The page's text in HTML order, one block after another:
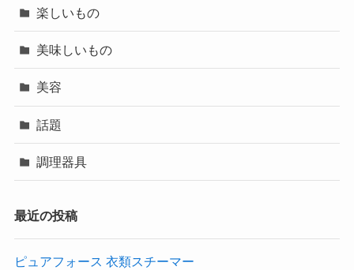
楽しいもの
美味しいもの
美容
話題
調理器具
最近の投稿
ピュアフォース 衣類スチーマー